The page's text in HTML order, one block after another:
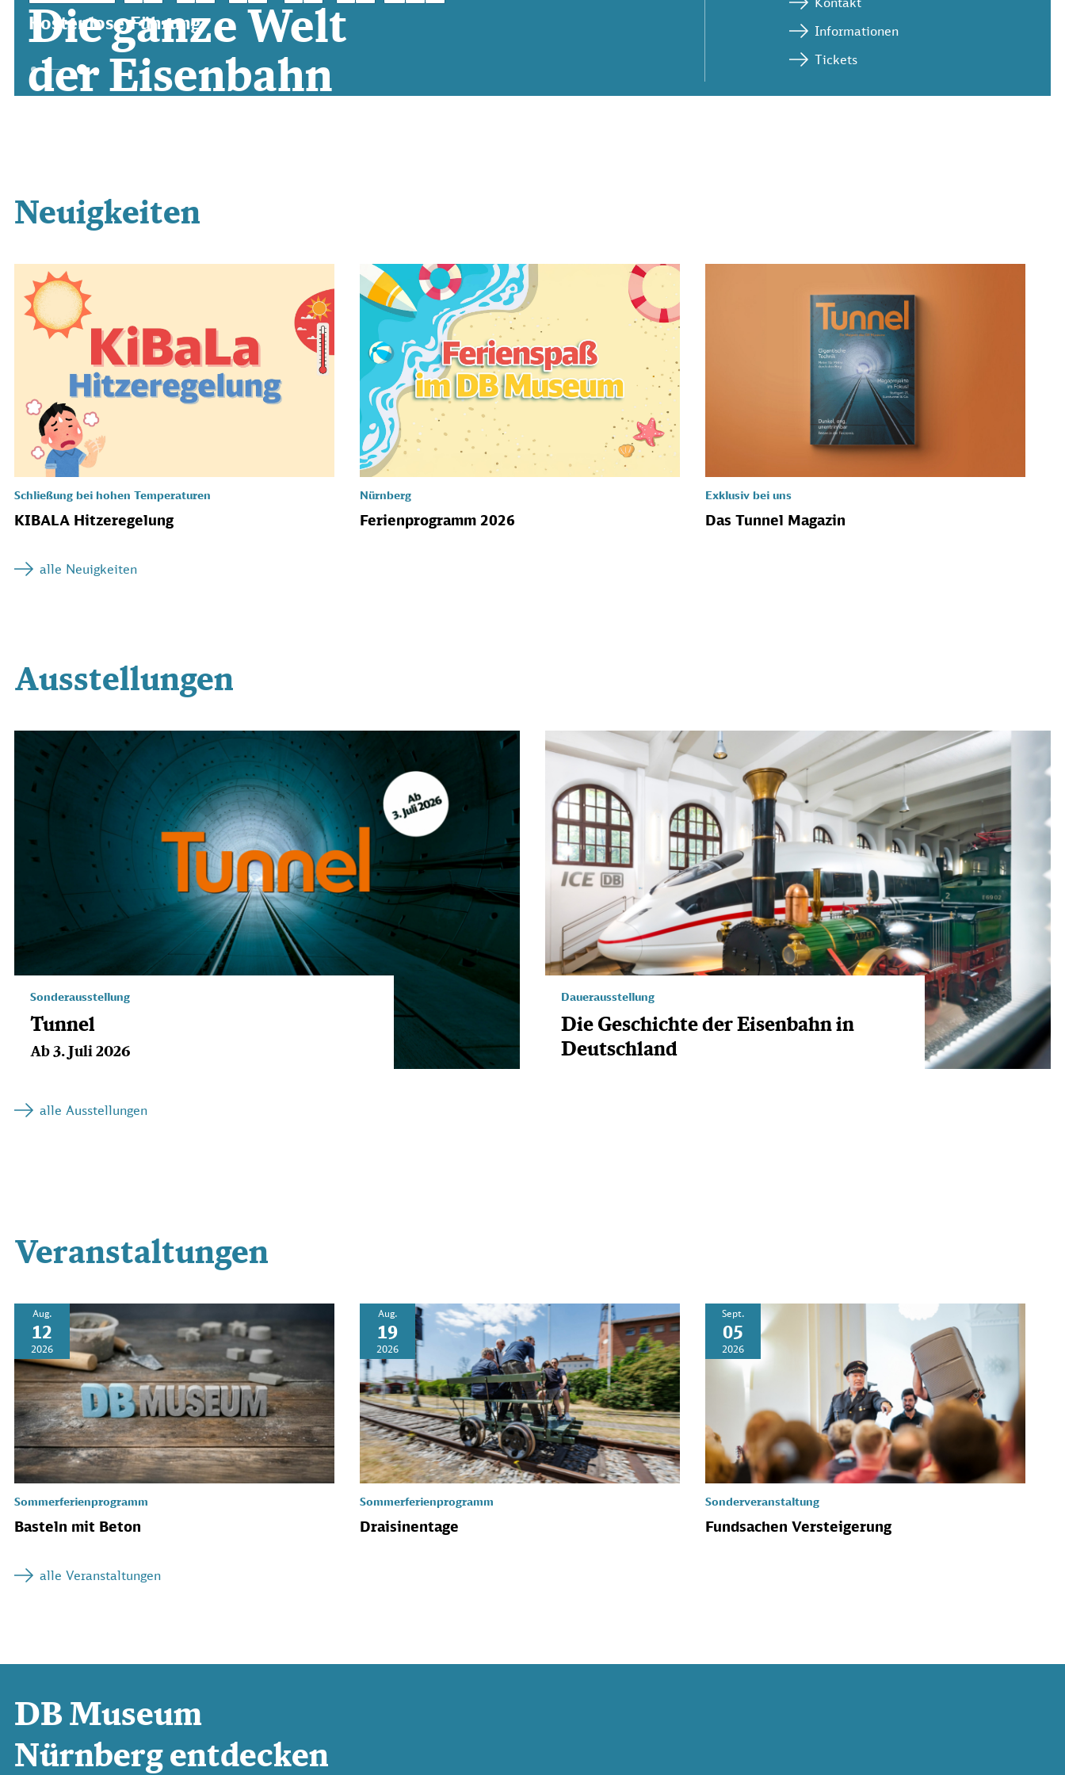
Die ganze Welt
der Eisenbahn
Kostenlose Führung
Informationen
Tickets
Neuigkeiten
Schließung bei hohen Temperaturen
KIBALA Hitzeregelung
Nürnberg
Ferienprogramm 2026
Exklusiv bei uns
Das Tunnel Magazin
alle Neuigkeiten
Ausstellungen
Sonderausstellung
Tunnel
Ab 3. Juli 2026
Dauerausstellung
Die Geschichte der Eisenbahn in
Deutschland
alle Ausstellungen
Veranstaltungen
Aug.
12
2026
Sommerferienprogramm
Basteln mit Beton
Aug.
19
2026
Sommerferienprogramm
Draisinentage
Sept.
05
2026
Sonderveranstaltung
Fundsachen Versteigerung
alle Veranstaltungen
DB Museum
Nürnberg entdecken